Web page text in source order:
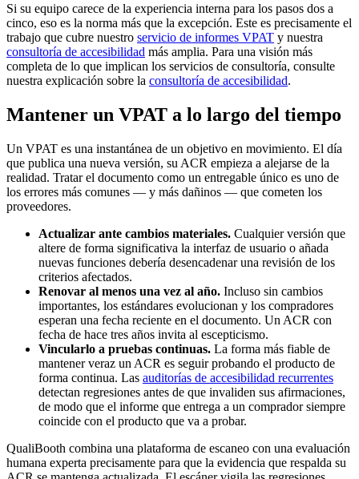
Si su equipo carece de la experiencia interna para los pasos dos a
cinco, eso es la norma más que la excepción. Este es precisamente el
trabajo que cubre nuestro servicio de informes VPAT y nuestra
consultoría de accesibilidad más amplia. Para una visión más
completa de lo que implican los servicios de consultoría, consulte
nuestra explicación sobre la consultoría de accesibilidad.
Mantener un VPAT a lo largo del tiempo
Un VPAT es una instantánea de un objetivo en movimiento. El día
que publica una nueva versión, su ACR empieza a alejarse de la
realidad. Tratar el documento como un entregable único es uno de
los errores más comunes — y más dañinos — que cometen los
proveedores.
Actualizar ante cambios materiales. Cualquier versión que
altere de forma significativa la interfaz de usuario o añada
nuevas funciones debería desencadenar una revisión de los
criterios afectados.
Renovar al menos una vez al año. Incluso sin cambios
importantes, los estándares evolucionan y los compradores
esperan una fecha reciente en el documento. Un ACR con
fecha de hace tres años invita al escepticismo.
Vincularlo a pruebas continuas. La forma más fiable de
mantener veraz un ACR es seguir probando el producto de
forma continua. Las auditorías de accesibilidad recurrentes
detectan regresiones antes de que invaliden sus afirmaciones,
de modo que el informe que entrega a un comprador siempre
coincide con el producto que va a probar.
QualiBooth combina una plataforma de escaneo con una evaluación
humana experta precisamente para que la evidencia que respalda su